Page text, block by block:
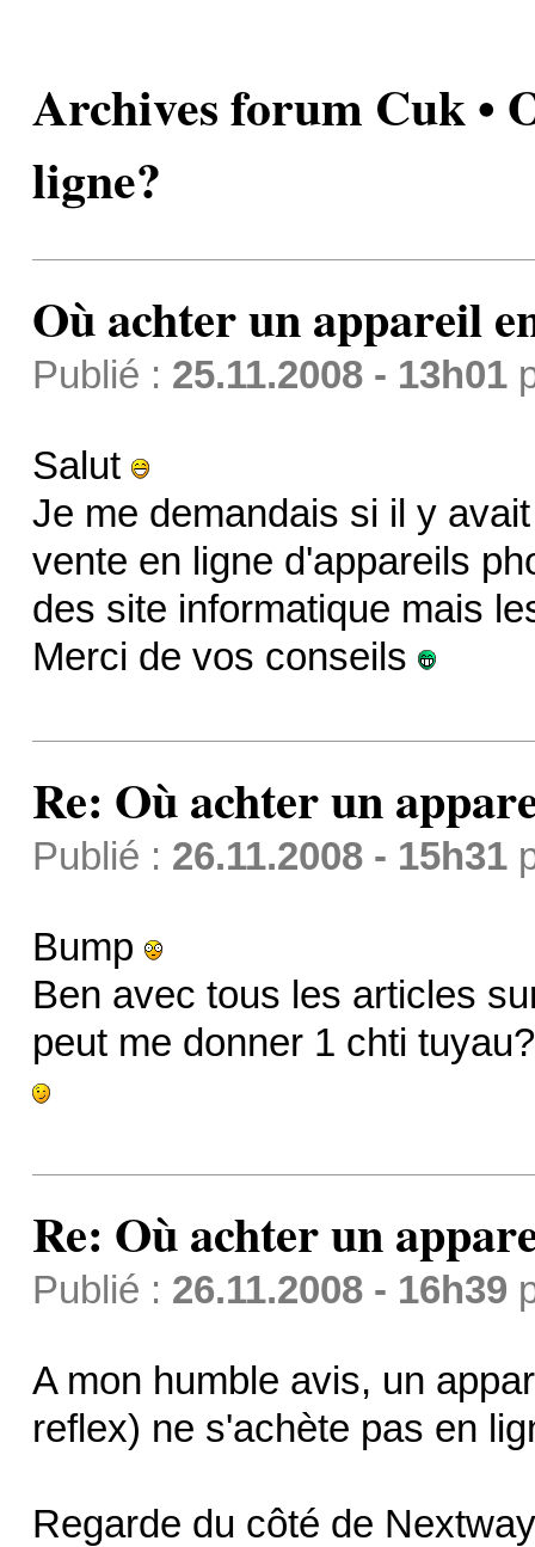
Archives forum Cuk •
ligne?
Où achter un appareil
Publié : 25.11.2008 - 13h01
Salut
Je me demandais si il y
vente en ligne d'appareils
des site informatique mais
Merci de vos conseils
Re: Où achter un
Publié : 26.11.2008 - 15h31
Bump
Ben avec tous les articles
peut me donner 1 chti tuyau?
Re: Où achter un
Publié : 26.11.2008 - 16h39
A mon humble avis, un
reflex) ne s'achète pas en
Regarde du côté de